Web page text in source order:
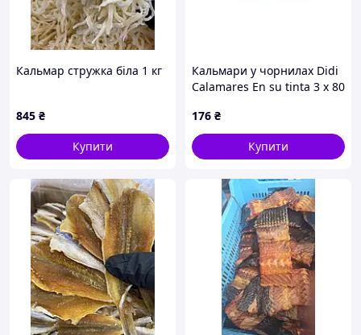
Кальмар стружка біла 1 кг
845 ₴
Купити
Кальмари у чорнилах Didi
Calamares En su tinta 3 x 80
176 ₴
Купити